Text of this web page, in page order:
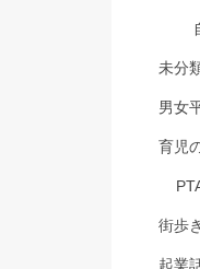
未分
男女
育児
街歩き
起業